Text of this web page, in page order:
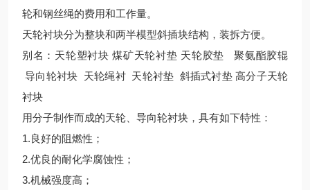
轮和钢丝绳的费用和工作量。
天轮衬块分为整块和两半模型斜插块结构，装拆方便。
别名：天轮塑衬块 煤矿天轮衬垫 天轮胶垫 聚氨酯胶辊
导向轮衬块 天轮绳衬 天轮衬垫 斜插式衬垫 高分子天轮
衬块
用分子制作而成的天轮、导向轮衬块，具有如下特性：
1.良好的阻燃性；
2.优良的耐化学腐蚀性；
3.机械强度高；